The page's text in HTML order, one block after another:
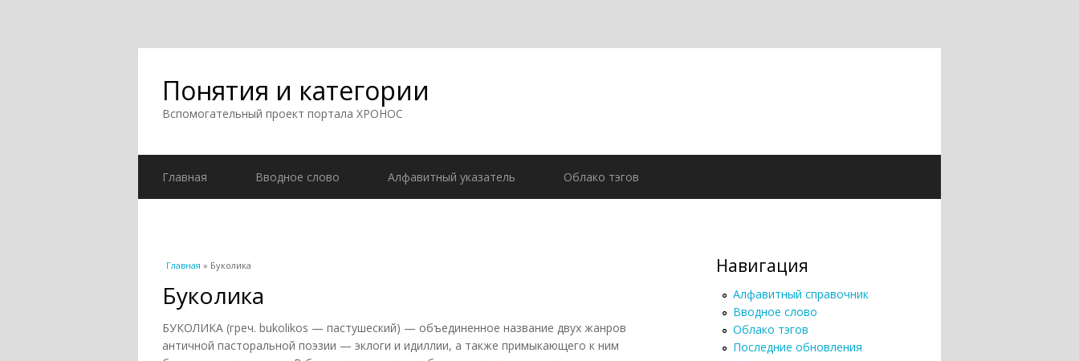
Понятия и категории
Вспомогательный проект портала ХРОНОС
Главная Вводное слово Алфавитный указатель Облако тэгов
Вы здесь
Главная » Буколика
Буколика
БУКОЛИКА (греч. bukolikos — пастушеский) — объединенное название двух жанров
античной пасторальной поэзии — эклоги и идиллии, а также примыкающего к ним
Навигация
Алфавитный справочник
Вводное слово
Облако тэгов
Последние обновления